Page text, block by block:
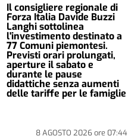
Il consigliere regionale di
Forza Italia Davide Buzzi
Langhi sottolinea
l'investimento destinato a
77 Comuni piemontesi.
Previsti orari prolungati,
aperture il sabato e
durante le pause
didattiche senza aumenti
delle tariffe per le famiglie
8 AGOSTO 2026ore 07:44